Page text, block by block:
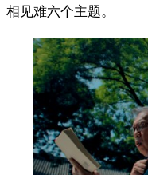
相见难六个主题。